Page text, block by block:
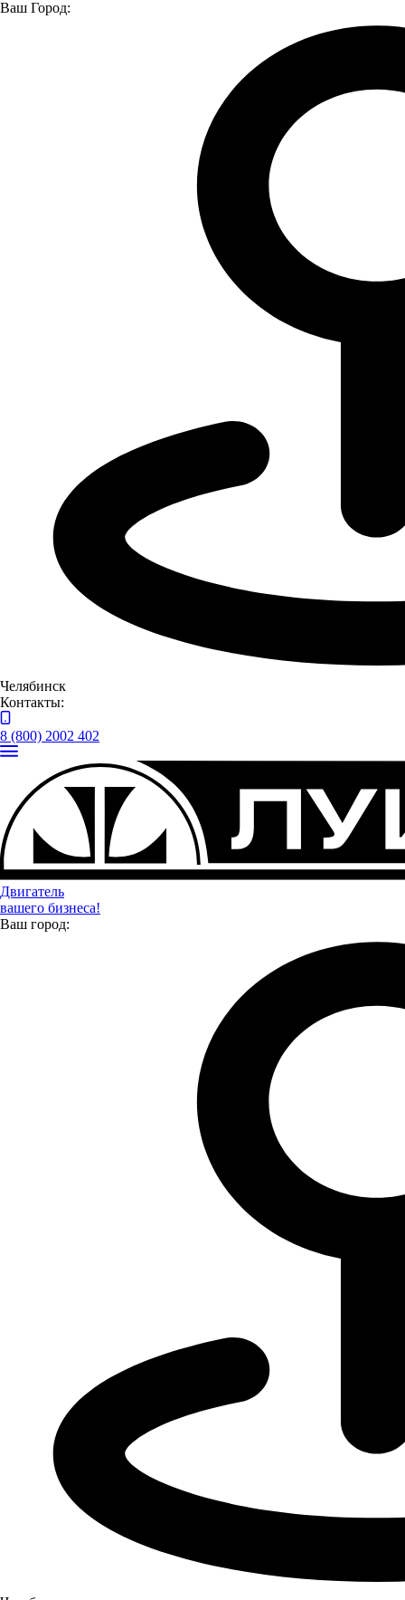
Ваш Город:
Челябинск
Контакты:
8 (800) 2002 402
Двигатель
вашего бизнеса!
Ваш город:
Главная страница
КОМАНДА "ЛУИДОРА" НА НОЧНОМ ЗАБЕГЕ
КОМАНДА "ЛУИДОРА" НА
27 июля в Нижнем Новгороде состоялся впечатляющий
"Ночной забег", в котором приняли участие более 4 тысяч
человек. В рамках мероприятия были представлены
дистанции на 2, 5 и 10 километров, а также различные
развлекательные активности и музыкальные выступления.
Несмотря на проливной дождь спортсмены успешно
Партнером забега выступила компания "Луидор", которая
подготовила интересные развлечения для создания атмосферы
праздника. Одной из таких активностей стал селфи-ран, где
каждый желающий мог снять своё креативное видео на фоне
заката.
Также спортсмены могли попробовать свои силы в аэро
хоккее, который вызвал азарт и соперничество среди
участников.